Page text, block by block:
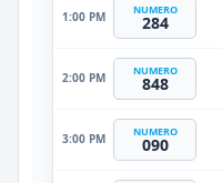
1:00 PM NUMERO
284
2:00 PM NUMERO
848
3:00 PM NUMERO
090